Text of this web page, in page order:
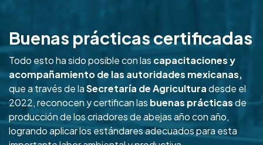
Buenas prácticas certificadas
Todo esto ha sido posible con las capacitaciones y
acompañamiento de las autoridades mexicanas,
que a través de laSecretaría de Agriculturadesde el
2022, reconocen y certifican las buenas prácticasde
producción de los criadores de abejas año con año,
logrando aplicar los estándares adecuados para esta